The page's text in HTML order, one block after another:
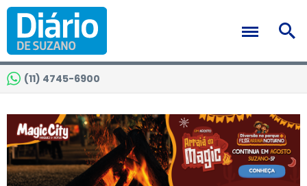
(11) 4745-6900